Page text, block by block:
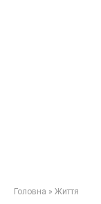
Головна » Життя